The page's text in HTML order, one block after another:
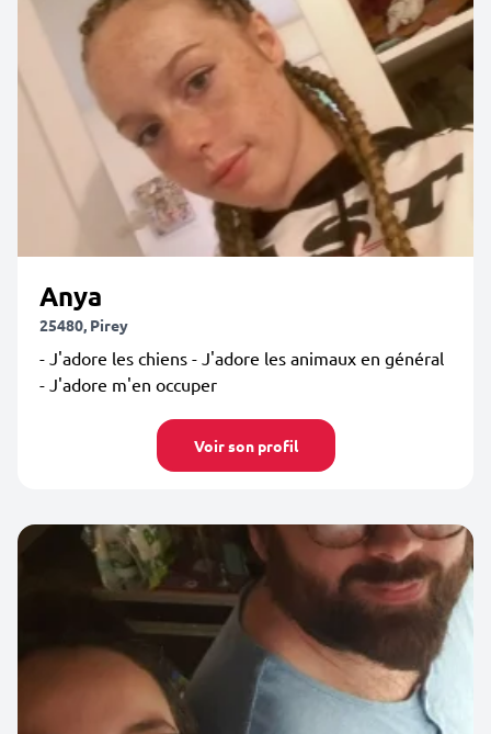
Anya
25480, Pirey
- J'adore les chiens - J'adore les animaux en général
- J'adore m'en occuper
Voir son profil